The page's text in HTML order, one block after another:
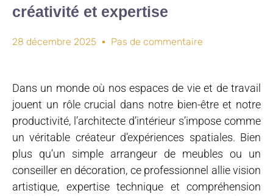
créativité et expertise
28 décembre 2025 Pas de commentaire
Dans un monde où nos espaces de vie et de travail
jouent un rôle crucial dans notre bien-être et notre
productivité, l’architecte d’intérieur s’impose comme
un véritable créateur d’expériences spatiales. Bien
plus qu’un simple arrangeur de meubles ou un
conseiller en décoration, ce professionnel allie vision
artistique, expertise technique et compréhension